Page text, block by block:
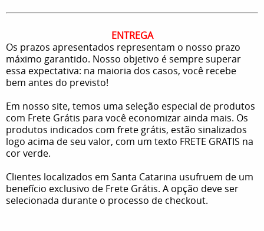
ENTREGA
Os prazos apresentados representam o nosso prazo
máximo garantido. Nosso objetivo é sempre superar
essa expectativa: na maioria dos casos, você recebe
bem antes do previsto!
Em nosso site, temos uma seleção especial de produtos
com Frete Grátis para você economizar ainda mais. Os
produtos indicados com frete grátis, estão sinalizados
logo acima de seu valor, com um texto FRETE GRATIS na
cor verde.
Clientes localizados em Santa Catarina usufruem de um
benefício exclusivo de Frete Grátis. A opção deve ser
selecionada durante o processo de checkout.